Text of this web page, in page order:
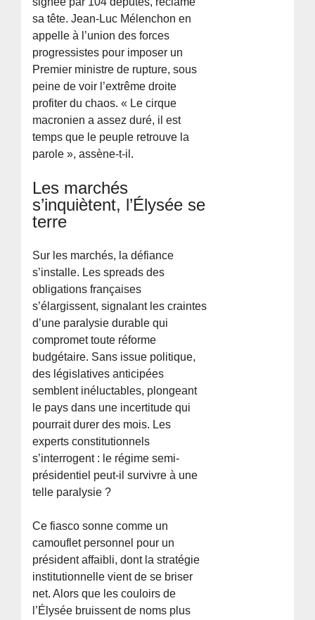
sa tête. Jean-Luc Mélenchon en
appelle à l’union des forces
progressistes pour imposer un
Premier ministre de rupture, sous
peine de voir l’extrême droite
profiter du chaos. « Le cirque
macronien a assez duré, il est
temps que le peuple retrouve la
parole », assène-t-il.
Les marchés
s’inquiètent, l’Élysée se
terre
Sur les marchés, la défiance
s’installe. Les spreads des
obligations françaises
s’élargissent, signalant les craintes
d’une paralysie durable qui
compromet toute réforme
budgétaire. Sans issue politique,
des législatives anticipées
semblent inéluctables, plongeant
le pays dans une incertitude qui
pourrait durer des mois. Les
experts constitutionnels
s’interrogent : le régime semi-
présidentiel peut-il survivre à une
telle paralysie ?
Ce fiasco sonne comme un
camouflet personnel pour un
président affaibli, dont la stratégie
institutionnelle vient de se briser
net. Alors que les couloirs de
l’Élysée bruissent de noms plus